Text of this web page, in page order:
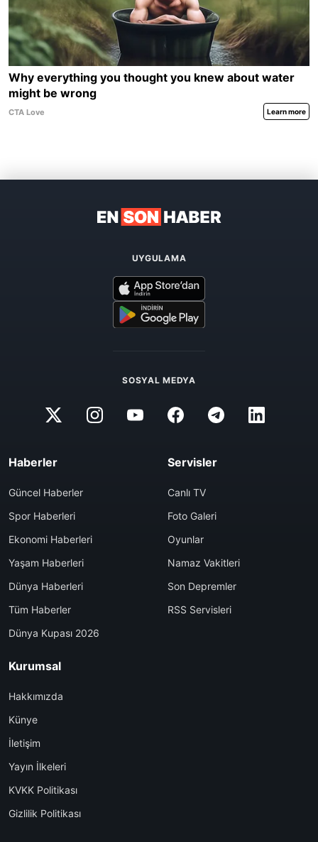
UYGULAMA
SOSYAL MEDYA
Haberler
Güncel Haberler
Spor Haberleri
Ekonomi Haberleri
Yaşam Haberleri
Dünya Haberleri
Tüm Haberler
Dünya Kupası 2026
Servisler
Canlı TV
Foto Galeri
Oyunlar
Namaz Vakitleri
Son Depremler
RSS Servisleri
Kurumsal
Hakkımızda
Künye
İletişim
Yayın İlkeleri
KVKK Politikası
Gizlilik Politikası